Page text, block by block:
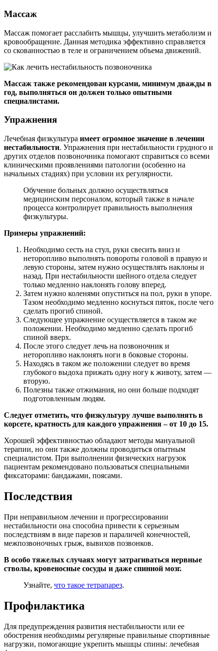
Массаж
Массаж помогает расслабить мышцы, улучшить метаболизм и
кровообращение. Данная методика эффективно справляется
со скованностью в теле и ограничением объема движений.
Массаж также рекомендован курсами, минимум дважды в
год, выполняться он должен только опытными
специалистами.
Упражнения
Лечебная физкультура имеет огромное значение в лечении
нестабильности. Упражнения при нестабильности грудного и
других отделов позвоночника помогают справиться со всеми
клиническими проявлениями патологии (особенно на
начальных стадиях) при условии их регулярности.
Обучение больных должно осуществляться
медицинским персоналом, который также в начале
процесса контролирует правильность выполнения
физкультуры.
Примеры упражнений:
Необходимо сесть на стул, руки свесить вниз и
неторопливо выполнять повороты головой в правую и
левую стороны, затем нужно осуществлять наклоны и
назад. При нестабильности шейного отдела следует
только медленно наклонять голову вперед.
Затем нужно коленями опуститься на пол, руки в упоре.
Тазом необходимо медленно коснуться пяток, после чего
сделать прогиб спиной.
Следующее упражнение осуществляется в таком же
положении. Необходимо медленно сделать прогиб
спиной вверх.
После этого следует лечь на позвоночник и
неторопливо наклонять ноги в боковые стороны.
Находясь в таком же положении следует во время
глубокого выдоха прижать одну ногу к животу, затем —
вторую.
Полезны также отжимания, но они больше подходят
подготовленным людям.
Следует отметить, что физкультуру лучше выполнять в
корсете, кратность для каждого упражнения – от 10 до 15.
Хорошей эффективностью обладают методы мануальной
терапии, но они также должны проводиться опытным
специалистом. При выполнении физических нагрузок
пациентам рекомендовано пользоваться специальными
фиксаторами: бандажами, поясами.
Последствия
При неправильном лечении и прогрессировании
нестабильности она способна привести к серьезным
последствиям в виде парезов и параличей конечностей,
межпозвоночных грыж, вывихов позвонков.
В особо тяжелых случаях могут затрагиваться нервные
стволы, кровеносные сосуды и даже спинной мозг.
Узнайте, что такое тетрапарез.
Профилактика
Для предупреждения развития нестабильности или ее
обострения необходимы регулярные правильные спортивные
нагрузки, помогающие укрепить мышцы спины: лечебная